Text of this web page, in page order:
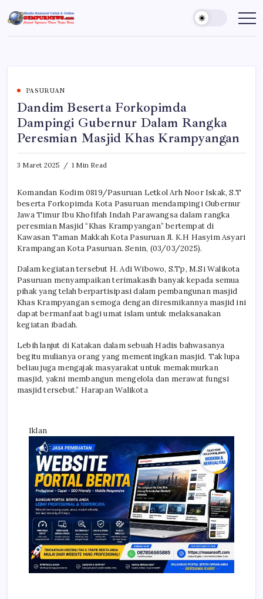
to
content
Gempur
News
Jelajah
Dunia
PASURUAN
Dandim Beserta Forkopimda
Dampingi Gubernur Dalam Rangka
Peresmian Masjid Khas Krampyangan
3 Maret 2025 1 Min Read
Komandan Kodim 0819/Pasuruan Letkol Arh Noor Iskak, S.T
beserta Forkopimda Kota Pasuruan mendampingi Gubernur
Jawa Timur Ibu Khofifah Indah Parawangsa dalam rangka
peresmian Masjid “Khas Krampyangan” bertempat di
Kawasan Taman Makkah Kota Pasuruan Jl. K.H Hasyim Asyari
Krampangan Kota Pasuruan. Senin, (03/03/2025).
Dalam kegiatan tersebut H. Adi Wibowo, S.Tp, M.Si Walikota
Pasuruan menyampaikan terimakasih banyak kepada semua
pihak yang telah berpartisipasi dalam pembangunan masjid
Khas Krampyangan semoga dengan diresmikannya masjid ini
dapat bermanfaat bagi umat islam untuk melaksanakan
kegiatan ibadah.
Lebih lanjut di Katakan dalam sebuah Hadis bahwasanya
begitu mulianya orang yang mementingkan masjid. Tak lupa
beliau juga mengajak masyarakat untuk memakmurkan
masjid, yakni membangun mengelola dan merawat fungsi
masjid tersebut.” Harapan Walikota
Iklan